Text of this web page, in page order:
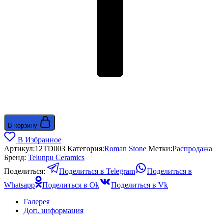
В корзину
В Избранное
Артикул:12TD003 Категория:Roman Stone Метки:Распродажа
Бренд: Telunpu Ceramics
Поделиться:
Поделиться в Telegram
Поделиться в
Whatsapp
Поделиться в Ok
Поделиться в Vk
Галерея
Доп. информация